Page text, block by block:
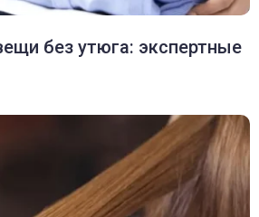
без утюга: экспертные